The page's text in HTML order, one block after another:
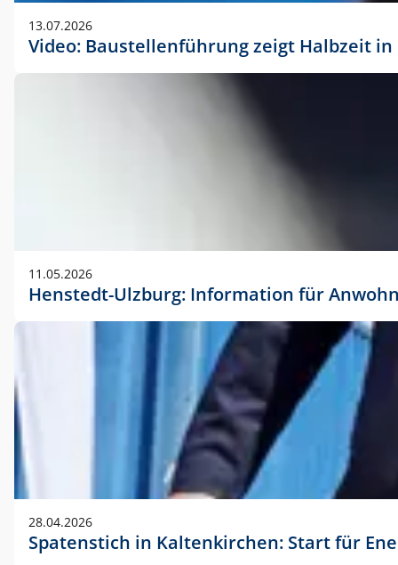
13.07.2026
Video: Baustellenführung zeigt Halbzeit
11.05.2026
Henstedt-Ulzburg: Information für
28.04.2026
Spatenstich in Kaltenkirchen: Start für